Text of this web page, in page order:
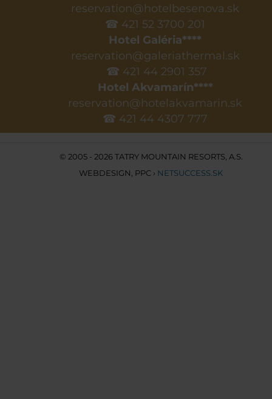
reservation@hotelbesenova.sk
☎ 421 52 3700 201
Hotel Galéria****
reservation@galeriathermal.sk
☎ 421 44 2901 357
Hotel Akvamarín****
reservation@hotelakvamarin.sk
☎ 421 44 4307 777
© 2005 - 2026 TATRY MOUNTAIN RESORTS, A.S.
WEBDESIGN PPC › NETSUCCESS.SK